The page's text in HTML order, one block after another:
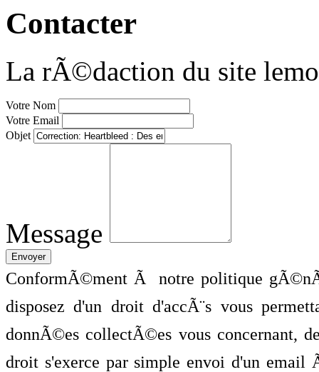
Contacter
La rÃ©daction du site
Votre Nom
Votre Email
Objet
Message
ConformÃ©ment Ã notre politique
disposez d'un droit d'accÃ¨s vous
donnÃ©es collectÃ©es vous concernant,
droit s'exerce par simple envoi d'un